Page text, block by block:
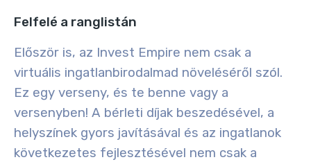
Felfelé a ranglistán
Először is, az Invest Empire nem csak a
virtuális ingatlanbirodalmad növeléséről szól.
Ez egy verseny, és te benne vagy a
versenyben! A bérleti díjak beszedésével, a
helyszínek gyors javításával és az ingatlanok
következetes fejlesztésével nem csak a